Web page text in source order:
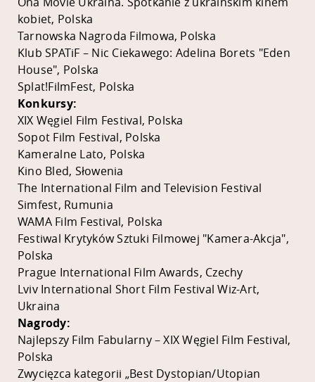
kobiet, Polska
Tarnowska Nagroda Filmowa, Polska
Klub SPATiF – Nic Ciekawego: Adelina Borets "Eden
House", Polska
Splat!FilmFest, Polska
Konkursy:
XIX Węgiel Film Festival, Polska
Sopot Film Festival, Polska
Kameralne Lato, Polska
Kino Bled, Słowenia
The International Film and Television Festival
Simfest, Rumunia
WAMA Film Festival, Polska
Festiwal Krytyków Sztuki Filmowej "Kamera-Akcja",
Polska
Prague International Film Awards, Czechy
Lviv International Short Film Festival Wiz-Art,
Ukraina
Nagrody:
Najlepszy Film Fabularny – XIX Węgiel Film Festival,
Polska
Zwycięzca kategorii „Best Dystopian/Utopian